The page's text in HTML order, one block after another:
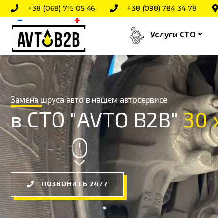
Перейти
содержимому
+38 (068) 715 05 46 +38 (098) 784 34 78
Услуги СТО
Замена шруса авто в нашем автосервисе
в СТО "AVTO B2B"30
30
ПОЗВОНИТЬ 24/7